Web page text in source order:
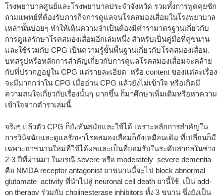
โรงพยาบาลศูนย์และโรงพยาบาลประจำจังหวัด รวมทั้งการพูดคุยซัก
ถามแพทย์ที่ต้องรับภารกิจการดูแลจนโรคสมองเสื่อมในโรงพยาบาล
เหล่านั้นบ่อยๆ ทำให้เห็นความจำเป็นต้องมีตำรามาตรฐานเกี่ยวกับ
การดูแลรักษาโรคสมองเสื่อมอีกเล่มหนึ่ง สำหรับเป็นคู่มือที่คู่ขนาน
และใช้ร่วมกับ CPG เป็นความรู้ขั้นพื้นฐานเกี่ยวกับโรคสมองเสื่อม.
บทสรุปหรือหลักการสำคัญเกี่ยวกับการดูแลโรคสมองเสื่อมจะคล้าย
กับที่ปรากฏอยู่ใน CPG แต่รายละเอียด หรือ content ของแต่ละเรื่อง
จะมีมากกว่าใน CPG เมื่ออ่าน CPG แล้วยังไม่เข้าใจ หรือเกิดมี
ความสนใจเกี่ยวกับเรื่องนั้นๆ มากขึ้น ก็มาศึกษาเพิ่มเติมหรือหาความ
เข้าใจจากตำราเล่มนี้.
จริงๆ แล้วตัว CPG ก็ยังทันสมัยและใช้ได้ เพราะหลักการสำคัญใน
การวินิจฉัยและดูแลรักษาโรคสมองเสื่อมก็ยังเหมือนเดิม ที่เปลี่ยนก็มี
เฉพาะยาขนานใหม่ที่ใช้ได้ผลและเป็นที่ยอมรับในระดับสากลในช่วง
2-3 ปีที่ผ่านมา ในกรณี severe หรือ moderately severe dementia
คือ NMDA receptor antagonist ยาขนานนี้จะไป block abnormal
glutamate activity ที่นำไปสู่ neuronal cell death ยานี้ใช้ เป็น add-
on therapy ร่วมกับ cholinesterase inhibitors ทั้ง 3 ขนาน ซึ่งยังเป็น